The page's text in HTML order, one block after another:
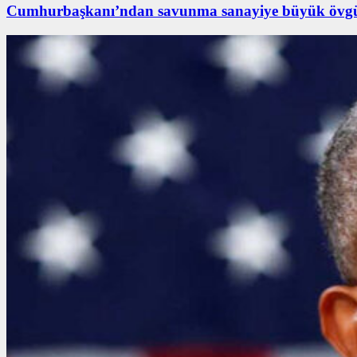
Cumhurbaşkanı’ndan savunma sanayiye büyük